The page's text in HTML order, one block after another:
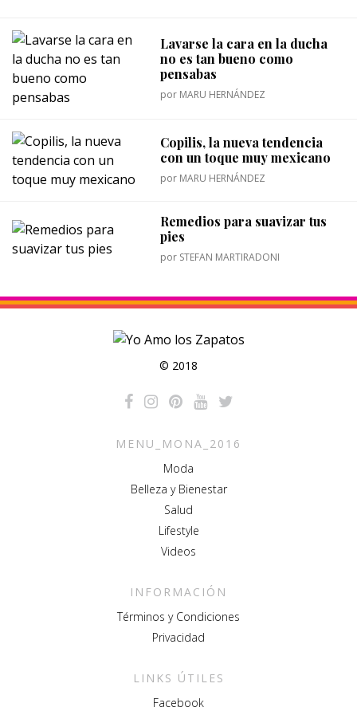
Lavarse la cara en la ducha
no es tan bueno como
pensabas
por MARU HERNÁNDEZ
Copilis, la nueva tendencia
con un toque muy mexicano
por MARU HERNÁNDEZ
Remedios para suavizar tus
pies
por STEFAN MARTIRADONI
© 2018
MENU_MONA_2016
Moda
Belleza y Bienestar
Salud
Lifestyle
Videos
INFORMACIÓN
Términos y Condiciones
Privacidad
LINKS ÚTILES
Facebook